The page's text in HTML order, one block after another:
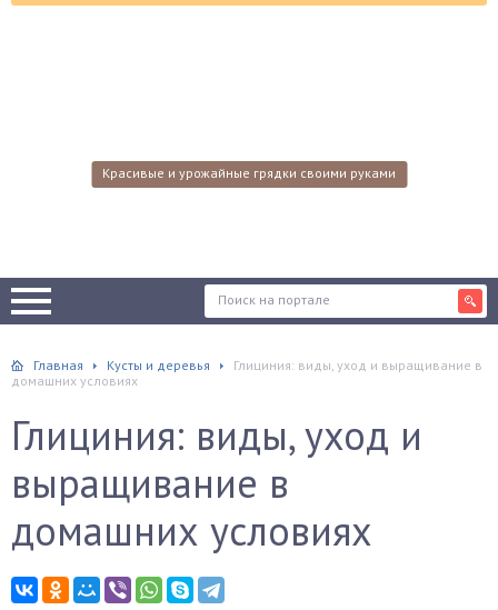
Красивые и урожайные грядки своими руками
Главная Кусты и деревья
Глициния: виды, уход и выращивание в
домашних условиях
Глициния: виды, уход и
выращивание в
домашних условиях